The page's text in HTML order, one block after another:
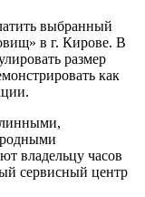
выбранный
в г. Кирове. В
размер
как
владельцу часов
сервисный центр